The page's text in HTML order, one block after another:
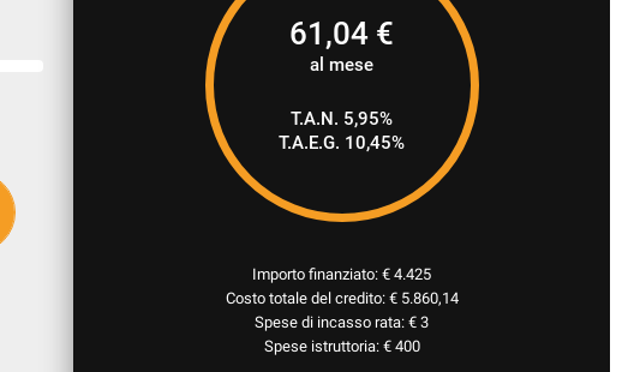
61,04 €
al mese
T.A.N. 5,95%
T.A.E.G. 10,45%
Importo finanziato: €4.425
Costo totale del credito: € 5.860,14
Spese di incasso rata: € 3
Spese istruttoria: € 400